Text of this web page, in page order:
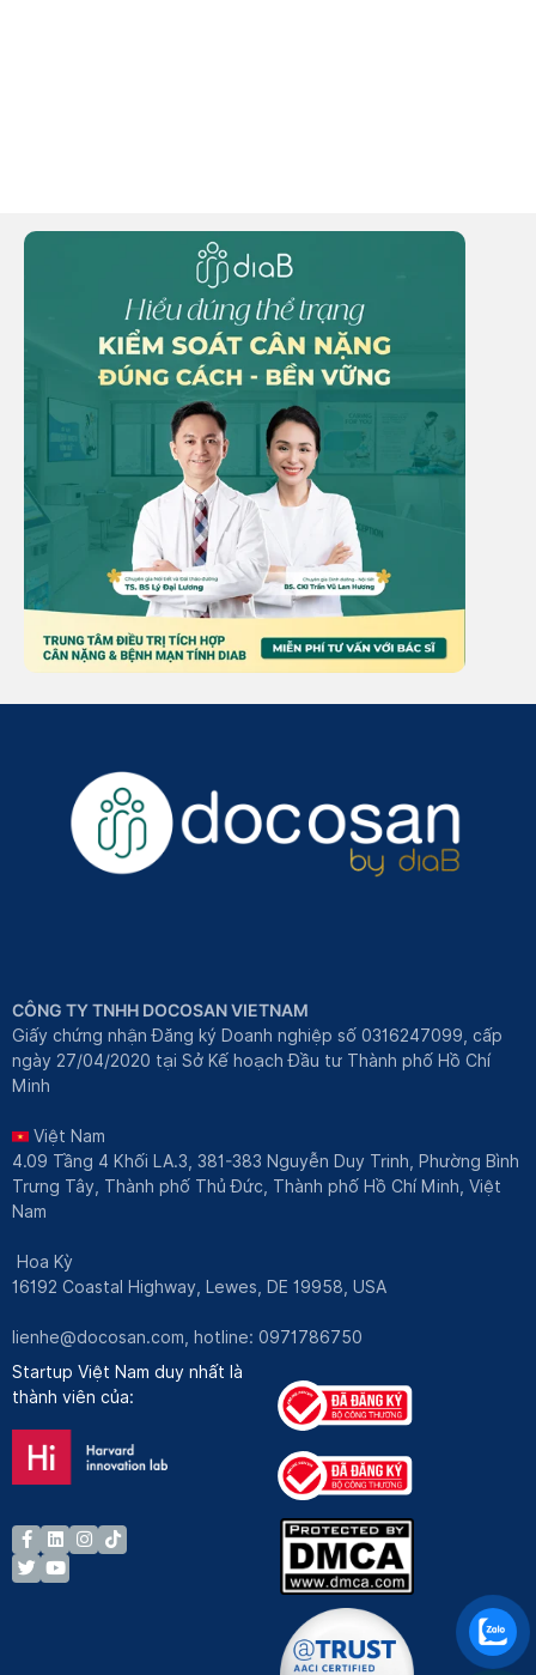
CÔNG TY TNHH DOCOSAN VIETNAM
Giấy chứng nhận Đăng ký Doanh nghiệp số 0316247099, cấp
ngày 27/04/2020 tại Sở Kế hoạch Đầu tư Thành phố Hồ Chí
Minh
Việt Nam
4.09 Tầng 4 Khối LA.3, 381-383 Nguyễn Duy Trinh, Phường Bình
Trưng Tây, Thành phố Thủ Đức, Thành phố Hồ Chí Minh, Việt
Nam
Hoa Kỳ
16192 Coastal Highway, Lewes, DE 19958, USA
lienhe@docosan.com, hotline: 0971786750
Startup Việt Nam duy nhất là
thành viên của: